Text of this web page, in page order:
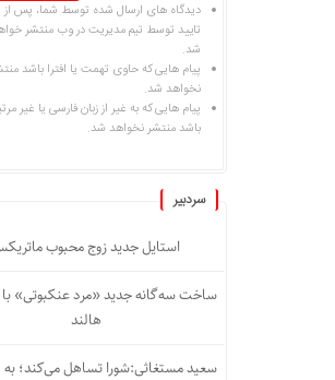
دیدگاه های ارسال شده توسط شما، پس از
تایید توسط تیم مدیریت در وب منتشر
شد.
پیام هایی که حاوی تهمت یا افترا باشد
نخواهد شد.
پیام هایی که به غیر از زبان فارسی یا غیر
باشد منتشر نخواهد شد.
سردبیر
استایل جدید زوج محبوب
ساخت سه‌گانه جدید «مرد عنکبوتی» با
هالند